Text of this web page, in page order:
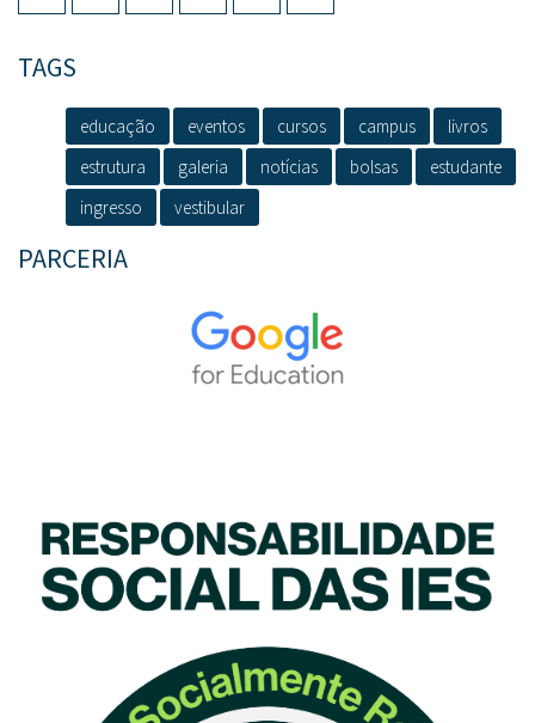
TAGS
educação eventos cursos campus
livros
estrutura
galeria notícias bolsas
estudante
ingresso
vestibular
PARCERIA